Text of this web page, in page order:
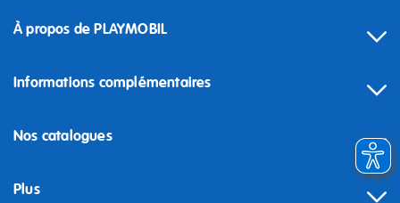
À propos de PLAYMOBIL
Informations complémentaires
Nos catalogues
Plus